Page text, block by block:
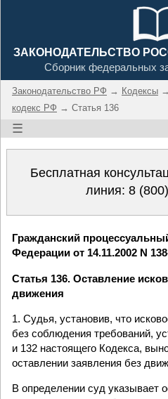
ЗАКОНОДАТЕЛЬСТВО
Сборник федеральных
Законодательство РФ → Кодексы →
кодекс РФ → Статья 136
☰
Бесплатная
линия: 8
Гражданский
Федерации от 14.11.2002 N
Статья 136. Оставление
движения
1. Судья, установив, что
без соблюдения требований,
и 132 настоящего Кодекса,
оставлении заявления без
В определении суд указывает